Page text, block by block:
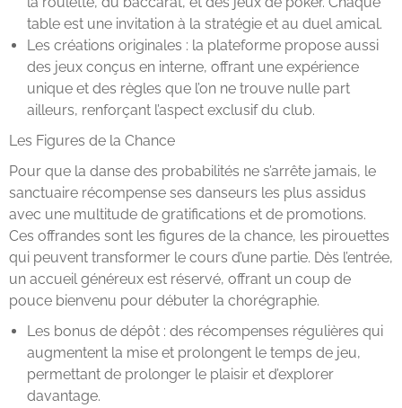
table est une invitation à la stratégie et au duel amical.
Les créations originales : la plateforme propose aussi
des jeux conçus en interne, offrant une expérience
unique et des règles que l’on ne trouve nulle part
ailleurs, renforçant l’aspect exclusif du club.
Les Figures de la Chance
Pour que la danse des probabilités ne s’arrête jamais, le
sanctuaire récompense ses danseurs les plus assidus
avec une multitude de gratifications et de promotions.
Ces offrandes sont les figures de la chance, les pirouettes
qui peuvent transformer le cours d’une partie. Dès l’entrée,
un accueil généreux est réservé, offrant un coup de
pouce bienvenu pour débuter la chorégraphie.
Les bonus de dépôt : des récompenses régulières qui
augmentent la mise et prolongent le temps de jeu,
permettant de prolonger le plaisir et d’explorer
davantage.